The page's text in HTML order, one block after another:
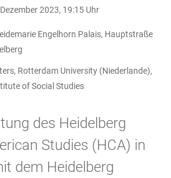
2023, 19:15 Uhr
Engelhorn Palais, Hauptstraße
Rotterdam University (Niederlande),
of Social Studies
des Heidelberg
Studies (HCA) in
dem Heidelberg